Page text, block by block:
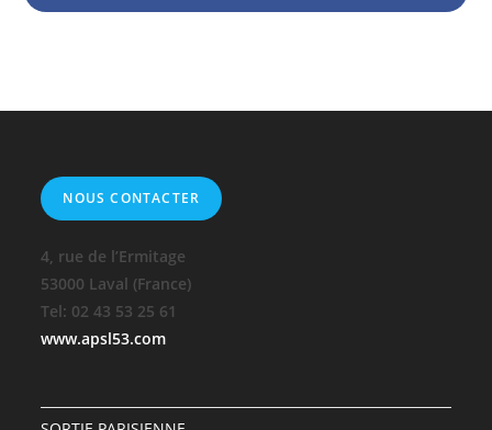
NOUS CONTACTER
4, rue de l’Ermitage
53000 Laval (France)
Tel: 02 43 53 25 61
www.apsl53.com